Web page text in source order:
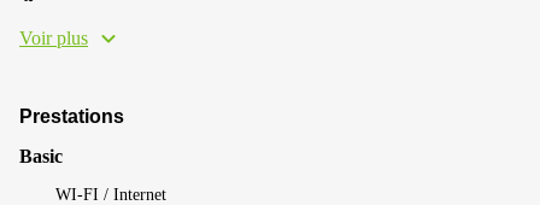
Voir plus
Prestations
Basic
WI-FI / Internet